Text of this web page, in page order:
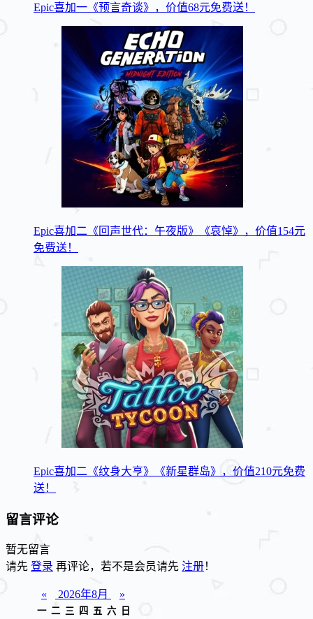
Epic喜加一《预言奇谈》，价值68元免费送！
Epic喜加二《回声世代：午夜版》《哀悼》，价值154元
免费送！
Epic喜加二《纹身大亨》《新星群岛》，价值210元免费
送！
留言评论
暂无留言
请先 登录 再评论，若不是会员请先 注册！
« 2026年8月 »
一 二 三 四 五 六 日